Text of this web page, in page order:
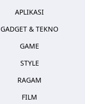
APLIKASI
GADGET & TEKNO
GAME
STYLE
RAGAM
FILM